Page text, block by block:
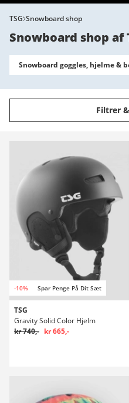
TSG Snowboard shop
Snowboard shop af
Snowboard goggles, hjelme &
Filtrer
-10% Spar Penge På Dit Sæt
TSG
Gravity Solid Color Hjelm
kr 740,- kr 665,-